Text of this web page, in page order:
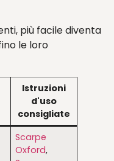
più facile diventa
le loro
Istruzioni
d'uso
consigliate
Scarpe
Oxford,